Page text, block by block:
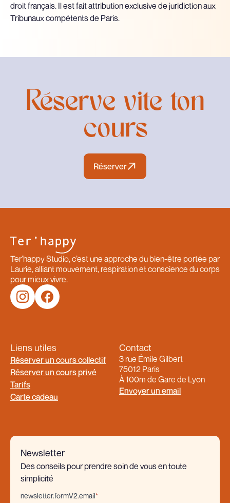
droit français. Il est fait attribution exclusive de juridiction aux
Tribunaux compétents de Paris.
Réserve vite ton
cours
Réserver
Réserver
Ter’happy Studio, c’est une approche du bien-être portée par
Laurie, alliant mouvement, respiration et conscience du corps
pour mieux vivre.
Liens utiles
Réserver un cours collectif
Réserver un cours privé
Tarifs
Carte cadeau
Contact
3 rue Émile Gilbert
75012 Paris
À 100m de Gare de Lyon
Envoyer un email
Newsletter
Des conseils pour prendre soin de vous en toute
simplicité
newsletter.formV2.email*